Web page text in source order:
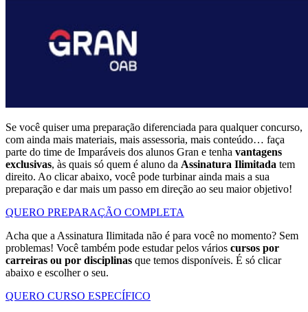
Se você quiser uma preparação diferenciada para qualquer concurso,
com ainda mais materiais, mais assessoria, mais conteúdo… faça
parte do time de Imparáveis dos alunos Gran e tenha vantagens
exclusivas, às quais só quem é aluno da Assinatura Ilimitada tem
direito. Ao clicar abaixo, você pode turbinar ainda mais a sua
preparação e dar mais um passo em direção ao seu maior objetivo!
QUERO PREPARAÇÃO COMPLETA
Acha que a Assinatura Ilimitada não é para você no momento? Sem
problemas! Você também pode estudar pelos vários cursos por
carreiras ou por disciplinas que temos disponíveis. É só clicar
abaixo e escolher o seu.
QUERO CURSO ESPECÍFICO